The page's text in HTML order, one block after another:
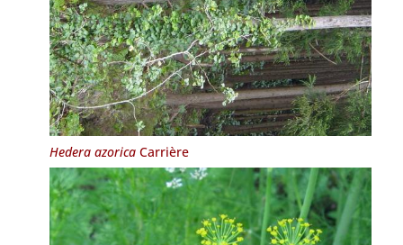
Hedera azoricaCarrière